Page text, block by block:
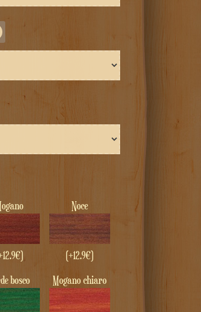
Mogano Noce
(+12.9€)
bosco Mogano chiaro